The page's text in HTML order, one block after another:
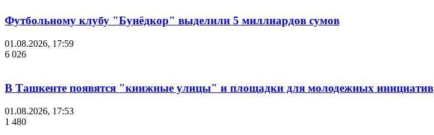
Футбольному клубу "Бунёдкор" выделили 5 миллиардов сумов
01.08.2026, 17:59
6 026
В Ташкенте появятся "книжные улицы" и площадки для молодежных инициатив
01.08.2026, 17:53
1 480